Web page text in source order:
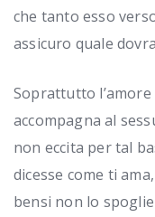
che tanto esso
assicuro quale
Soprattutto
accompagna al
non eccita per tal
dicesse come ti
bensi non lo